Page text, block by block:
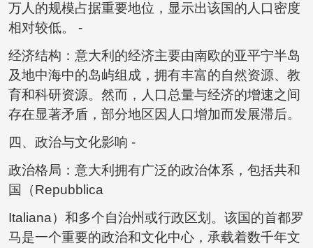
万人的规模占据重要地位，显示出该国的人口密度
相对较低。 -
经济结构：意大利的经济主要由南欧的亚平宁半岛
及地中海中的岛屿组成，拥有丰富的自然资源、教
育和科研资源。然而，人口总量与经济的增速之间
存在显著矛盾，部分地区因人口增加而发展滞后。
四、政治与文化影响 -
政治格局：意大利拥有广泛的政治体系，包括共和
国（Repubblica
Italiana）和多个自治州或行政区划。该国的首都罗
马是一个重要的政治和文化中心，承载着数千年文